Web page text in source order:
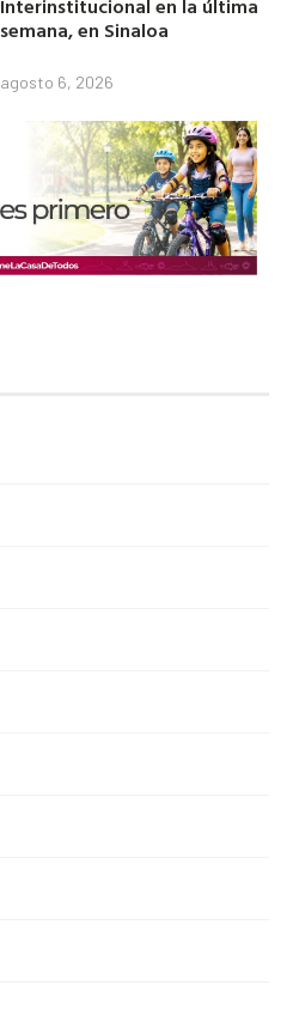
semana, en Sinaloa
agosto 6, 2026